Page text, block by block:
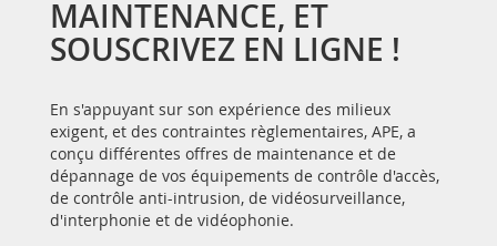
MAINTENANCE, ET
SOUSCRIVEZ EN LIGNE !
En s'appuyant sur son expérience des milieux
exigent, et des contraintes règlementaires, APE, a
conçu différentes offres de maintenance et de
dépannage de vos équipements de contrôle d'accès,
de contrôle anti-intrusion, de vidéosurveillance,
d'interphonie et de vidéophonie.